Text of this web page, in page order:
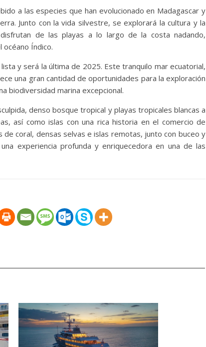
a las especies que han evolucionado en Madagascar y
Junto con la vida silvestre, se explorará la cultura y la
de las playas a lo largo de la costa nadando,
océano Índico.
y será la última de 2025. Este tranquilo mar ecuatorial,
una gran cantidad de oportunidades para la exploración
biodiversidad marina excepcional.
denso bosque tropical y playas tropicales blancas a
así como islas con una rica historia en el comercio de
coral, densas selvas e islas remotas, junto con buceo y
experiencia profunda y enriquecedora en una de las